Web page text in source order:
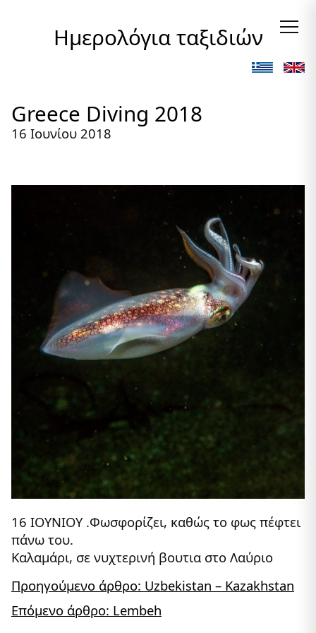
Ημερολόγια ταξιδιών
Greece Diving 2018
16 Ιουνίου 2018
16 IOYNIOY .Φωσφορίζει, καθώς το φως πέφτει
πάνω του.
Καλαμάρι, σε νυχτερινή βουτια στο Λαύριο
Προηγούμενο άρθρο: Uzbekistan – Kazakhstan
Επόμενο άρθρο: Lembeh